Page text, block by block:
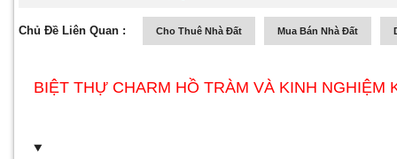
Chủ Đề Liên Quan : Cho Thuê Nhà Đất Mua Bán Nhà Đất
BIỆT THỰ CHARM HỒ TRÀM VÀ KINH NGHIỆM